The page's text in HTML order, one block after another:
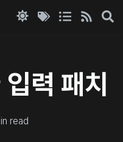
력 패치
read